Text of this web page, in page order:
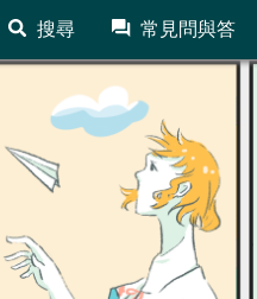
搜尋 常見問與答